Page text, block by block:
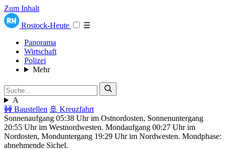
Zum Inhalt
Rostock-Heute
☰
Panorama
Wirtschaft
Polizei
Mehr
A
🚧 Baustellen 🚢 Kreuzfahrt
Sonnenaufgang 05:38 Uhr im Ostnordosten, Sonnenuntergang
20:55 Uhr im Westnordwesten. Mondaufgang 00:27 Uhr im
Nordosten, Monduntergang 19:29 Uhr im Nordwesten. Mondphase:
abnehmende Sichel.